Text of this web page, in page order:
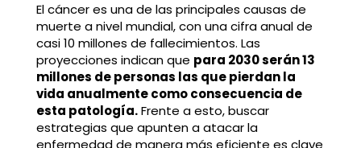
El cáncer es una de las principales causas de
muerte a nivel mundial, con una cifra anual de
casi 10 millones de fallecimientos. Las
proyecciones indican que para 2030 serán 13
millones de personas las que pierdan la
vida anualmente como consecuencia de
esta patología.Frente a esto, buscar
estrategias que apunten a atacar la
enfermedad de manera más eficiente es clave